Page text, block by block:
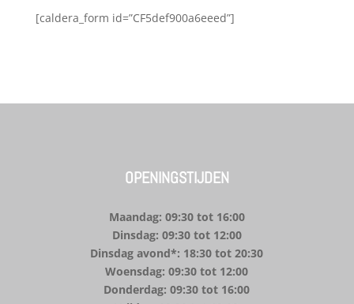
[caldera_form id=”CF5def900a6eeed”]
OPENINGSTIJDEN
Maandag: 09:30 tot 16:00
Dinsdag: 09:30 tot 12:00
Dinsdag avond*: 18:30 tot 20:30
Woensdag: 09:30 tot 12:00
Donderdag: 09:30 tot 16:00